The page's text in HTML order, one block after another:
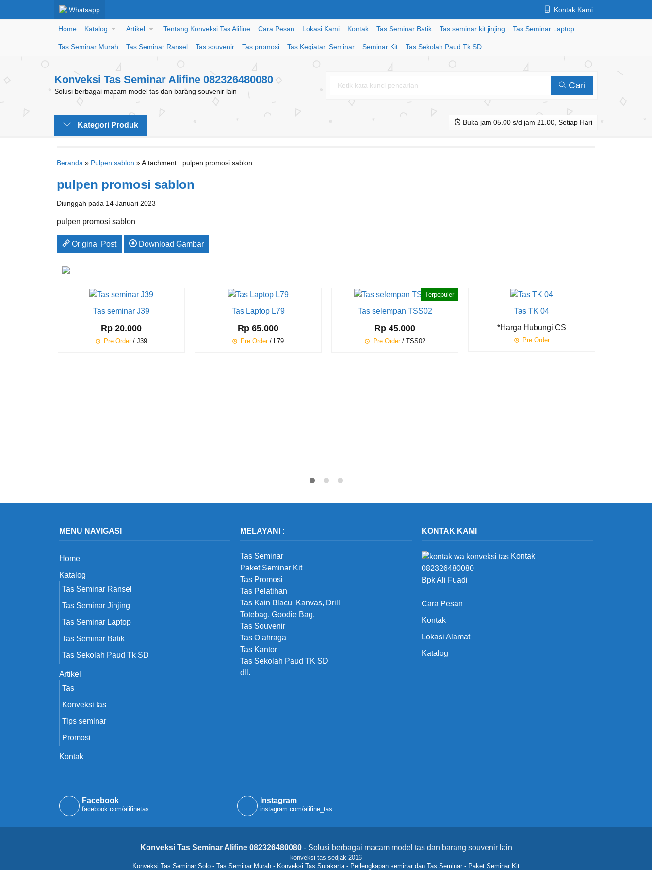
Whatsapp Kontak Kami
Home Katalog Artikel Tentang Konveksi Tas Alifine Cara Pesan Lokasi Kami Kontak Tas Seminar Batik Tas seminar kit jinjing Tas Seminar Laptop
Tas Seminar Murah Tas Seminar Ransel Tas souvenir Tas promosi Tas Kegiatan Seminar Seminar Kit Tas Sekolah Paud Tk SD
Konveksi Tas Seminar Alifine 082326480080
Solusi berbagai macam model tas dan barang souvenir lain
Cari
Kategori Produk Buka jam 05.00 s/d jam 21.00, Setiap Hari
Beranda » Pulpen sablon » Attachment : pulpen promosi sablon
pulpen promosi sablon
Diunggah pada 14 Januari 2023
pulpen promosi sablon
Original Post Download Gambar
Tas seminar J39
Rp 20.000
Pre Order/ J39
Tas Laptop L79
Rp 65.000
Pre Order/ L79
Terpopuler
Tas selempan TSS02
Rp 45.000
Pre Order/ TSS02
Tas TK 04
*Harga Hubungi CS
Pre Order
MENU NAVIGASI
Home
Katalog
Tas Seminar Ransel
Tas Seminar Jinjing
Tas Seminar Laptop
Tas Seminar Batik
Tas Sekolah Paud Tk SD
Artikel
Tas
Konveksi tas
Tips seminar
Promosi
Kontak
MELAYANI :
Tas Seminar
Paket Seminar Kit
Tas Promosi
Tas Pelatihan
Tas Kain Blacu, Kanvas, Drill
Totebag, Goodie Bag,
Tas Souvenir
Tas Olahraga
Tas Kantor
Tas Sekolah Paud TK SD
dll.
KONTAK KAMI
Kontak :
082326480080
Bpk Ali Fuadi
Cara Pesan
Kontak
Lokasi Alamat
Katalog
Facebook
facebook.com/alifinetas
Instagram
instagram.com/alifine_tas
Konveksi Tas Seminar Alifine 082326480080- Solusi berbagai macam model tas dan barang souvenir lain
konveksi tas sedjak 2016
Konveksi Tas Seminar Solo - Tas Seminar Murah - Konveksi Tas Surakarta- Perlengkapan seminar dan Tas Seminar - Paket Seminar Kit